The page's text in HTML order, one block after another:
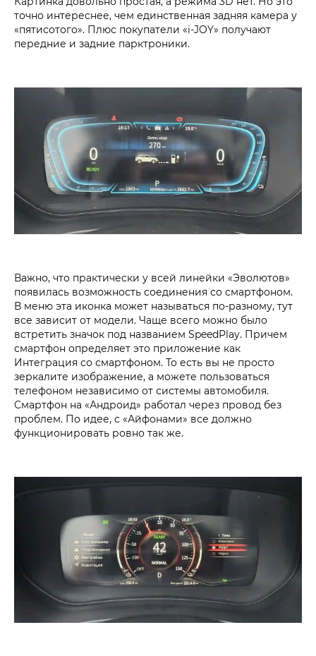
точно интереснее, чем единственная задняя камера у
«пятисотого». Плюс покупатели «i‑JOY» получают
передние и задние парктроники.
Важно, что практически у всей линейки «Эволютов»
появилась возможность соединения со смартфоном.
В меню эта иконка может называться по-разному, тут
все зависит от модели. Чаще всего можно было
встретить значок под названием SpeedPlay. Причем
смартфон определяет это приложение как
Интеграция со смартфоном. То есть вы не просто
зеркалите изображение, а можете пользоваться
телефоном независимо от системы автомобиля.
Смартфон на «Андроид» работал через провод без
проблем. По идее, с «Айфонами» все должно
функционировать ровно так же.